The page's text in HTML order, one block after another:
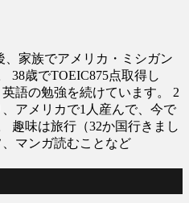
、家族でアメリカ・ミシガン
38歳でTOEIC875点取得し
語の勉強を続けています。 2
アメリカで1人産んで、今で
趣味は旅行（32か国行きまし
マンガ読むことなど